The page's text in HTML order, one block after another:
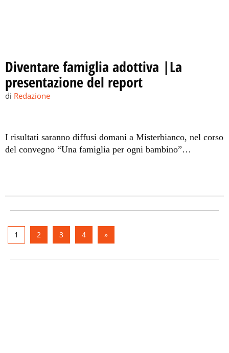
Diventare famiglia adottiva |La
presentazione del report
di Redazione
I risultati saranno diffusi domani a Misterbianco, nel corso
del convegno “Una famiglia per ogni bambino”
1 2 3 4 »